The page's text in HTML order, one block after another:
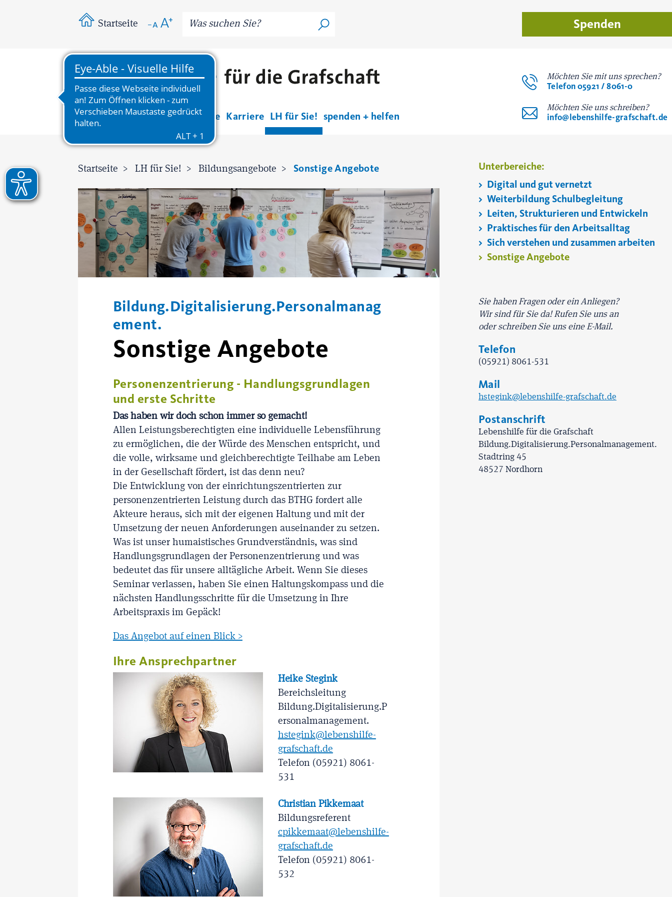
Startseite Spenden
News Wissenswertes Bereiche Karriere LH für Sie! spenden + helfen
Möchten Sie mit uns sprechen?
Telefon 05921 / 8061-0
Möchten Sie uns schreiben?
info@lebenshilfe-grafschaft.de
Startseite LH für Sie! Bildungsangebote Sonstige Angebote
Sonstige Angebote
Bildung.Digitalisierung.Personalmanag
ement.
Personenzentrierung - Handlungsgrundlagen
und erste Schritte
Das haben wir doch schon immer so gemacht!
Allen Leistungsberechtigten eine individuelle Lebensführung
zu ermöglichen, die der Würde des Menschen entspricht, und
die volle, wirksame und gleichberechtigte Teilhabe am Leben
in der Gesellschaft fördert, ist das denn neu?
Die Entwicklung von der einrichtungszentrierten zur
personenzentrierten Leistung durch das BTHG fordert alle
Akteure heraus, sich mit der eigenen Haltung und mit der
Umsetzung der neuen Anforderungen auseinander zu setzen.
Was ist unser humaistisches Grundverständnis, was sind
Handlungsgrundlagen der Personenzentrierung und was
bedeutet das für unsere alltägliche Arbeit. Wenn Sie dieses
Seminar verlassen, haben Sie einen Haltungskompass und die
nächsten Handlungsschritte für die Umsetzung in Ihre
Arbeitspraxis im Gepäck!
Das Angebot auf einen Blick >
Ihre Ansprechpartner
Heike Stegink
Bereichsleitung
Bildung.Digitalisierung.P
ersonalmanagement.
hstegink@lebenshilfe-
grafschaft.de
Telefon (05921) 8061-
531
Christian Pikkemaat
Bildungsreferent
cpikkemaat@lebenshilfe-
grafschaft.de
Telefon (05921) 8061-
532
Unterbereiche:
Digital und gut vernetzt
Weiterbildung Schulbegleitung
Leiten, Strukturieren und Entwickeln
Praktisches für den Arbeitsalltag
Sich verstehen und zusammen arbeiten
Sonstige Angebote
Sie haben Fragen oder ein Anliegen?
Wir sind für Sie da! Rufen Sie uns an
oder schreiben Sie uns eine E-Mail.
Telefon
(05921) 8061-531
Mail
hstegink@lebenshilfe-grafschaft.de
Postanschrift
Lebenshilfe für die Grafschaft
Bildung.Digitalisierung.Personalmanagement.
Stadtring 45
48527 Nordhorn